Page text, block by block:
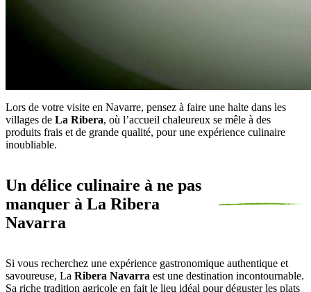
Lors de votre visite en Navarre, pensez à faire une halte dans les
villages de La Ribera, où l’accueil chaleureux se mêle à des
produits frais et de grande qualité, pour une expérience culinaire
inoubliable.
Un délice culinaire à ne pas
manquer à La Ribera
Navarra
Si vous recherchez une expérience gastronomique authentique et
savoureuse, La Ribera Navarra est une destination incontournable.
Sa riche tradition agricole en fait le lieu idéal pour déguster les plats